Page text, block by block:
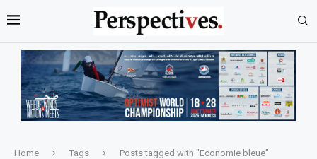
Home Tags Posts tagged with "Economie bleue"